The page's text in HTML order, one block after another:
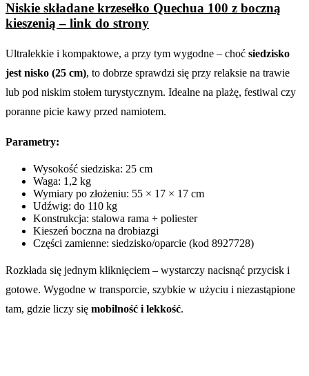
Niskie składane krzesełko Quechua 100 z boczną
kieszenią – link do strony
Ultralekkie i kompaktowe, a przy tym wygodne – choć siedzisko
jest nisko (25 cm), to dobrze sprawdzi się przy relaksie na trawie
lub pod niskim stołem turystycznym. Idealne na plażę, festiwal czy
poranne picie kawy przed namiotem.
Parametry:
Wysokość siedziska: 25 cm
Waga: 1,2 kg
Wymiary po złożeniu: 55 × 17 × 17 cm
Udźwig: do 110 kg
Konstrukcja: stalowa rama + poliester
Kieszeń boczna na drobiazgi
Części zamienne: siedzisko/oparcie (kod 8927728)
Rozkłada się jednym kliknięciem – wystarczy nacisnąć przycisk i
gotowe. Wygodne w transporcie, szybkie w użyciu i niezastąpione
tam, gdzie liczy się mobilność i lekkość.